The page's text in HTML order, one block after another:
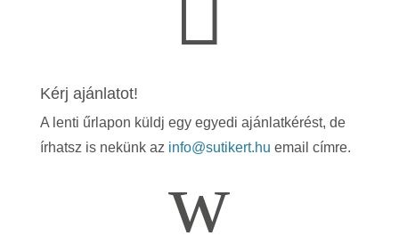
Kérj ajánlatot!
A lenti űrlapon küldj egy egyedi ajánlatkérést, de
írhatsz is nekünk az info@sutikert.hu email címre.
w